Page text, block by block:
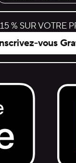
% SUR VOTRE
vous